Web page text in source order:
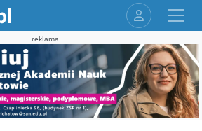
reklama